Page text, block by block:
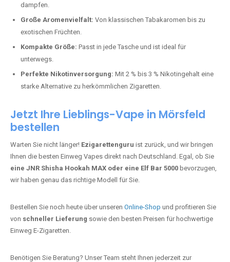
dampfen.
Große Aromenvielfalt: Von klassischen Tabakaromen bis zu
exotischen Früchten.
Kompakte Größe: Passt in jede Tasche und ist ideal für
unterwegs.
Perfekte Nikotinversorgung: Mit 2 % bis 3 % Nikotingehalt eine
starke Alternative zu herkömmlichen Zigaretten.
Jetzt Ihre Lieblings-Vape in Mörsfeld
bestellen
Warten Sie nicht länger! Ezigarettenguru ist zurück, und wir bringen
Ihnen die besten Einweg Vapes direkt nach Deutschland. Egal, ob Sie
eine JNR Shisha Hookah MAX oder eine Elf Bar 5000 bevorzugen,
wir haben genau das richtige Modell für Sie.
Bestellen Sie noch heute über unseren Online-Shop und profitieren Sie
von schneller Lieferung sowie den besten Preisen für hochwertige
Einweg E-Zigaretten.
Benötigen Sie Beratung? Unser Team steht Ihnen jederzeit zur